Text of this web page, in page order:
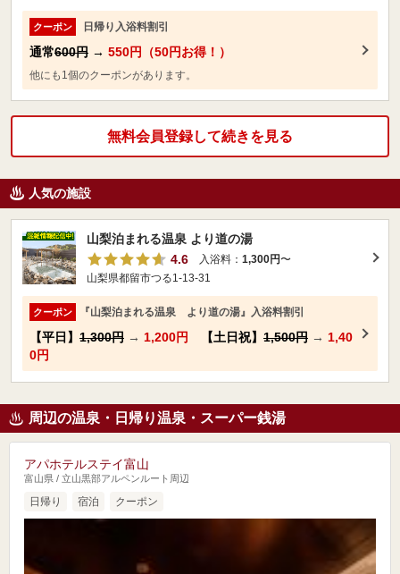
クーポン 日帰り入浴料割引
通常600円 → 550円（50円お得！）
他にも1個のクーポンがあります。
無料会員登録して続きを見る
人気の施設
山梨泊まれる温泉 より道の湯
4.6
入浴料： 1,300円〜
山梨県都留市つる1-13-31
クーポン 『山梨泊まれる温泉 より道の湯』入浴料割引
【平日】 1,300円 → 1,200円 【土日祝】 1,500円 → 1,40
0円
周辺の温泉・日帰り温泉・スーパー銭湯
アパホテルステイ富山
富山県 / 立山黒部アルペンルート周辺
日帰り 宿泊 クーポン